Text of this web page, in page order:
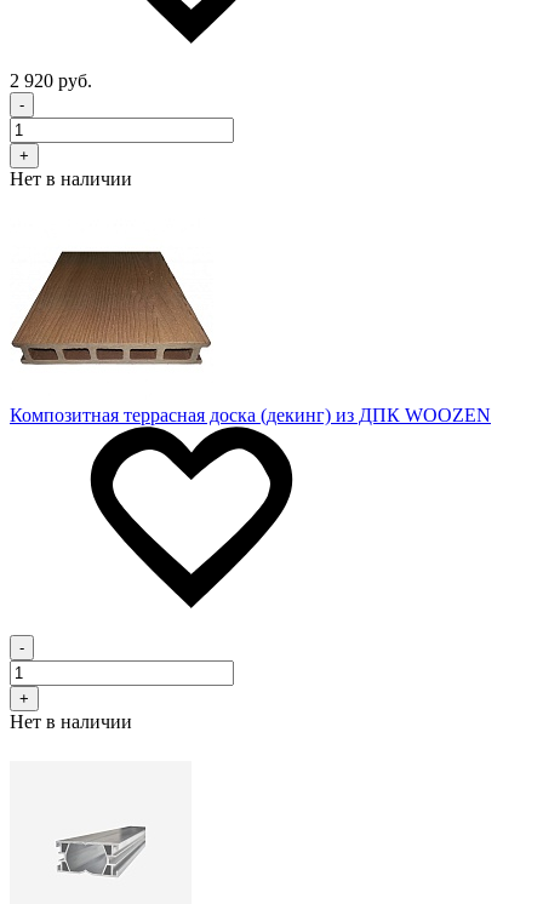
2 920 руб.
-
+
Нет в наличии
Композитная террасная доска (декинг) из ДПК WOOZEN
-
+
Нет в наличии